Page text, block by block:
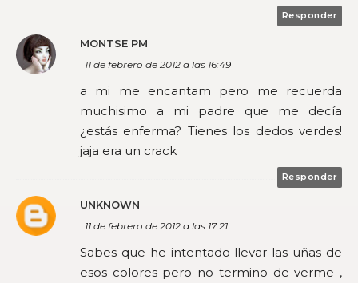
Responder
MONTSE PM
11 de febrero de 2012 a las 16:49
a mi me encantam pero me recuerda
muchisimo a mi padre que me decía
¿estás enferma? Tienes los dedos verdes!
jaja era un crack
Responder
UNKNOWN
11 de febrero de 2012 a las 17:21
Sabes que he intentado llevar las uñas de
esos colores pero no termino de verme ,